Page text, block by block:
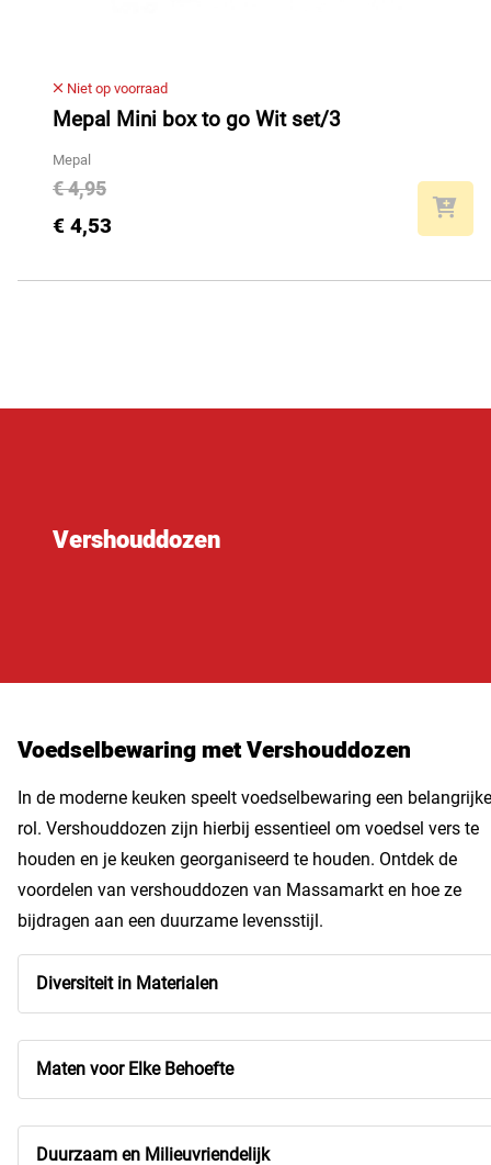
Niet op voorraad
Mepal Mini box to go Wit set/3
Mepal
€ 4,95
€ 4,53
Vershouddozen
Voedselbewaring met Vershouddozen
In de moderne keuken speelt voedselbewaring een belangrijke
rol. Vershouddozen zijn hierbij essentieel om voedsel vers te
houden en je keuken georganiseerd te houden. Ontdek de
voordelen van vershouddozen van Massamarkt en hoe ze
bijdragen aan een duurzame levensstijl.
Diversiteit in Materialen
Maten voor Elke Behoefte
Duurzaam en Milieuvriendelijk